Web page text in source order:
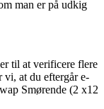
man er på udkig
til at verificere flere
vi, at du eftergår e-
Smørende (2 x12